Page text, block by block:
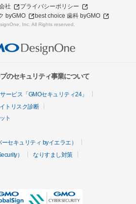
社
プライバシーポリシー
byGMO
best choice 歯科 byGMO
Inc. All Rights reserved.
のセキュリティ事業について
ービス「GMOセキュリティ24」
トリスク診断
ト
セキュリティ byイエラエ）
）
なりすまし対策